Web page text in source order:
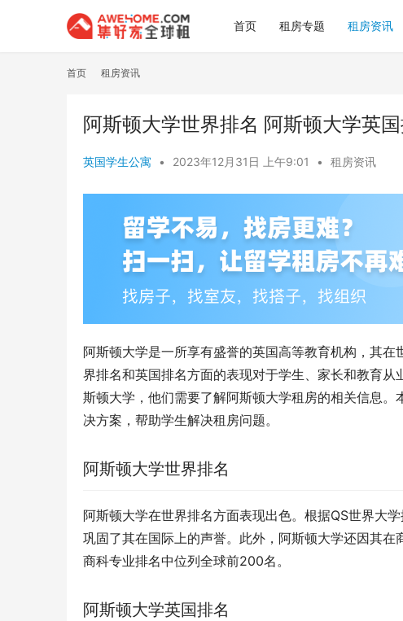
首页 租房专题 租房资讯
首页 租房资讯
阿斯顿大学世界排名 阿斯顿大学英国
英国学生公寓 • 2023年12月31日 上午9:01 • 租房资讯
阿斯顿大学是一所享有盛誉的英国高等教育机构，其
界排名和英国排名方面的表现对于学生、家长和教育
斯顿大学，他们需要了解阿斯顿大学租房的相关信息
决方案，帮助学生解决租房问题。
阿斯顿大学世界排名
阿斯顿大学在世界排名方面表现出色。根据QS世界大
巩固了其在国际上的声誉。此外，阿斯顿大学还因其
商科专业排名中位列全球前200名。
阿斯顿大学英国排名